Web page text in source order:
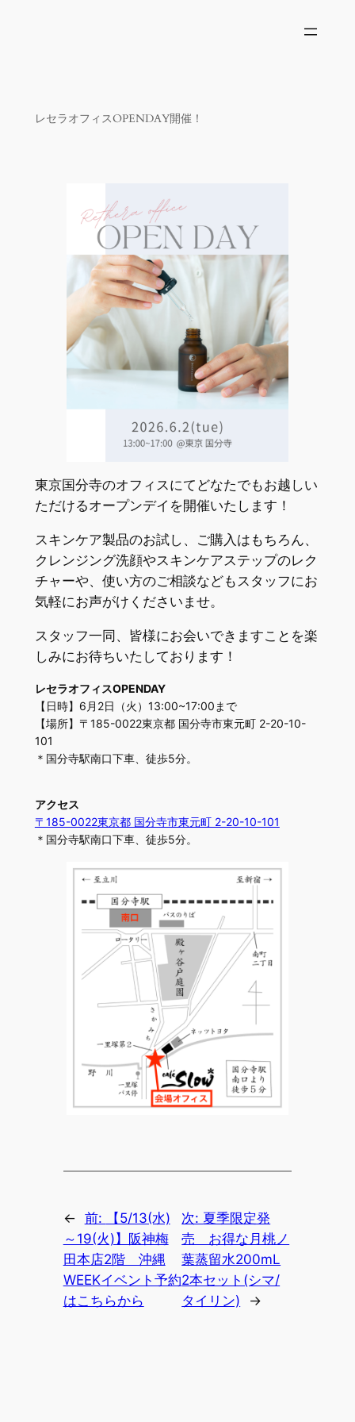
レセラオフィスOPENDAY開催！
東京国分寺のオフィスにてどなたでもお越しい
ただけるオープンデイを開催いたします！
スキンケア製品のお試し、ご購入はもちろん、
クレンジング洗顔やスキンケアステップのレク
チャーや、使い方のご相談などもスタッフにお
気軽にお声がけくださいませ。
スタッフ一同、皆様にお会いできますことを楽
しみにお待ちいたしております！
レセラオフィスOPENDAY
【日時】6月2日（火）13:00~17:00まで
【場所】〒185-0022東京都 国分寺市東元町 2-20-10-
101
＊国分寺駅南口下車、徒歩5分。
アクセス
〒185-0022東京都 国分寺市東元町 2-20-10-101
＊国分寺駅南口下車、徒歩5分。
← 前:
【5/13(水)
～19(火)】阪神梅
田本店2階 沖縄
WEEKイベント予約
はこちらから
次: 夏季限定発
売 お得な月桃ノ
葉蒸留水200mL
2本セット(シマ/
タイリン)
→